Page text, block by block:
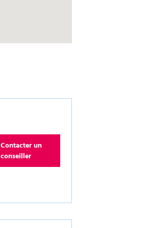
Contacter un
conseiller